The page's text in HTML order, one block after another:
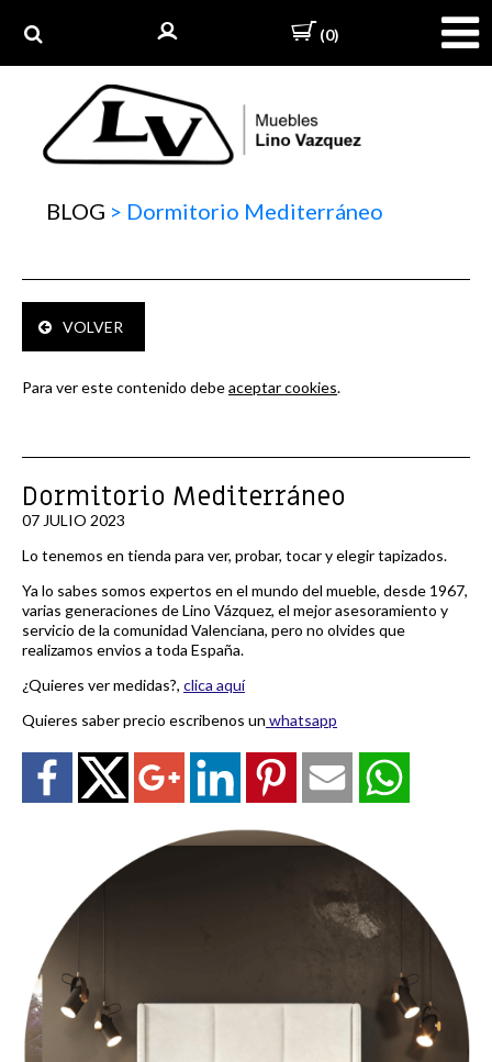
(0)
BLOG > Dormitorio Mediterráneo
VOLVER
Para ver este contenido debeaceptar cookies.
Dormitorio Mediterráneo
07 JULIO 2023
Lo tenemos en tienda para ver, probar, tocar y elegir tapizados.
Ya lo sabes somos expertos en el mundo del mueble, desde 1967,
varias generaciones de Lino Vázquez, el mejor asesoramiento y
servicio de la comunidad Valenciana, pero no olvides que
realizamos envios a toda España.
¿Quieres ver medidas?, clica aquí
Quieres saber precio escribenos un whatsapp